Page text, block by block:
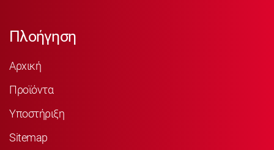
Πλοήγηση
Αρχική
Προϊόντα
Υποστήριξη
Sitemap